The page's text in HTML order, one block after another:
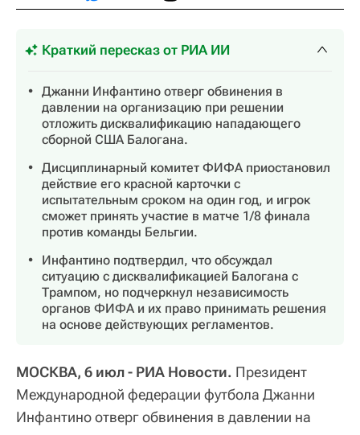
Краткий пересказ от РИА ИИ
Джанни Инфантино отверг обвинения в
давлении на организацию при решении
отложить дисквалификацию нападающего
сборной США Балогана.
Дисциплинарный комитет ФИФА приостановил
действие его красной карточки с
испытательным сроком на один год, и игрок
сможет принять участие в матче 1/8 финала
против команды Бельгии.
Инфантино подтвердил, что обсуждал
ситуацию с дисквалификацией Балогана с
Трампом, но подчеркнул независимость
органов ФИФА и их право принимать решения
на основе действующих регламентов.
МОСКВА, 6 июл - РИА Новости. Президент
Международной федерации футбола Джанни
Инфантино отверг обвинения в давлении на